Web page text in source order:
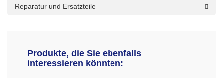
Reparatur und Ersatzteile
Produkte, die Sie ebenfalls
interessieren könnten: